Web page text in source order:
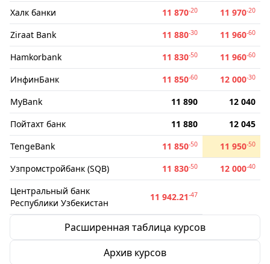
Халк банки 11 870-20 11 970-20
Ziraat Bank 11 880-30 11 960-60
Hamkorbank 11 830-50 11 960-60
ИнфинБанк 11 850-60 12 000-30
MyBank 11 890
12 040
Пойтахт банк
11 880
12 045
TengeBank
11 850-50 11 950-50
Узпромстройбанк (SQB) 11 830-50 12 000-40
Центральный банк
Республики Узбекистан
11 942.21-47
Расширенная таблица курсов
Архив курсов